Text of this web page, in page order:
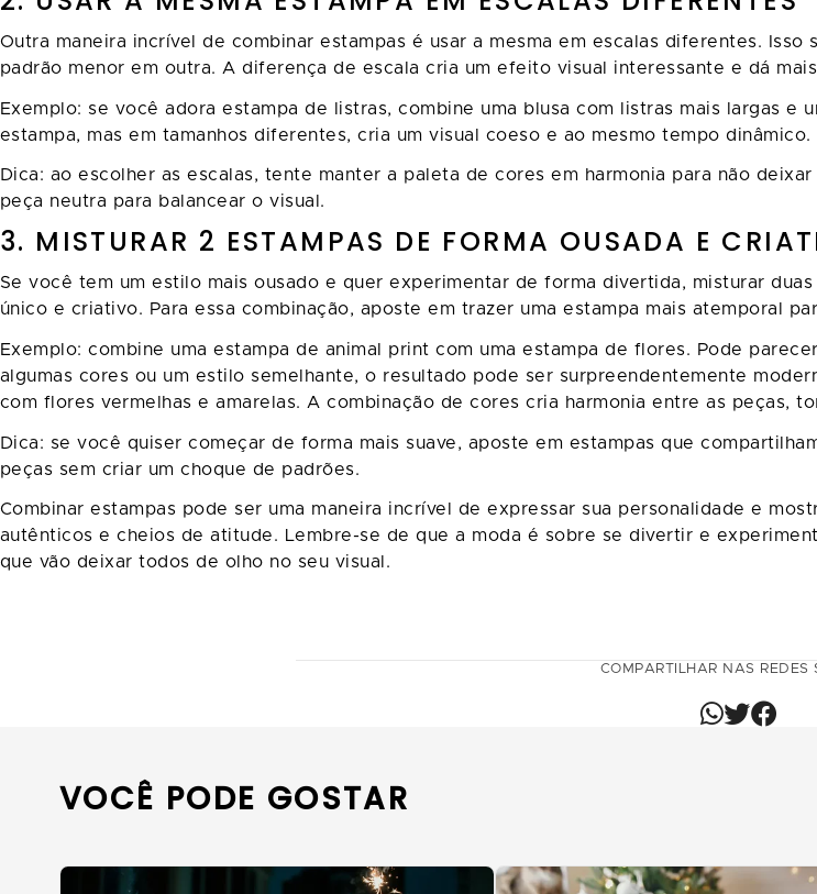
Outra maneira incrível de combinar estampas é usar a mesma em escalas diferentes.
padrão menor em outra. A diferença de escala cria um efeito visual interessante e dá
Exemplo: se você adora estampa de listras, combine uma blusa com listras mais largas e
estampa, mas em tamanhos diferentes, cria um visual coeso e ao mesmo tempo dinâmico.
Dica: ao escolher as escalas, tente manter a paleta de cores em harmonia para não
peça neutra para balancear o visual.
3. MISTURAR 2 ESTAMPAS DE FORMA OUSADA E
Se você tem um estilo mais ousado e quer experimentar de forma divertida, misturar
único e criativo. Para essa combinação, aposte em trazer uma estampa mais atemporal
Exemplo: combine uma estampa de animal print com uma estampa de flores. Pode
algumas cores ou um estilo semelhante, o resultado pode ser surpreendentemente
com flores vermelhas e amarelas. A combinação de cores cria harmonia entre as peças,
Dica: se você quiser começar de forma mais suave, aposte em estampas que
peças sem criar um choque de padrões.
Combinar estampas pode ser uma maneira incrível de expressar sua personalidade e
autênticos e cheios de atitude. Lembre-se de que a moda é sobre se divertir e
que vão deixar todos de olho no seu visual.
COMPARTILHAR NAS REDES
VOCÊ PODE GOSTAR